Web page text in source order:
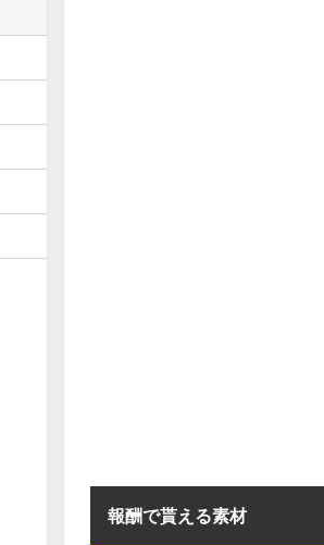
報酬で貰える素材